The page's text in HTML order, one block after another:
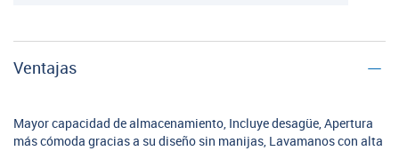
Ventajas
Mayor capacidad de almacenamiento, Incluye desagüe, Apertura
más cómoda gracias a su diseño sin manijas, Lavamanos con alta